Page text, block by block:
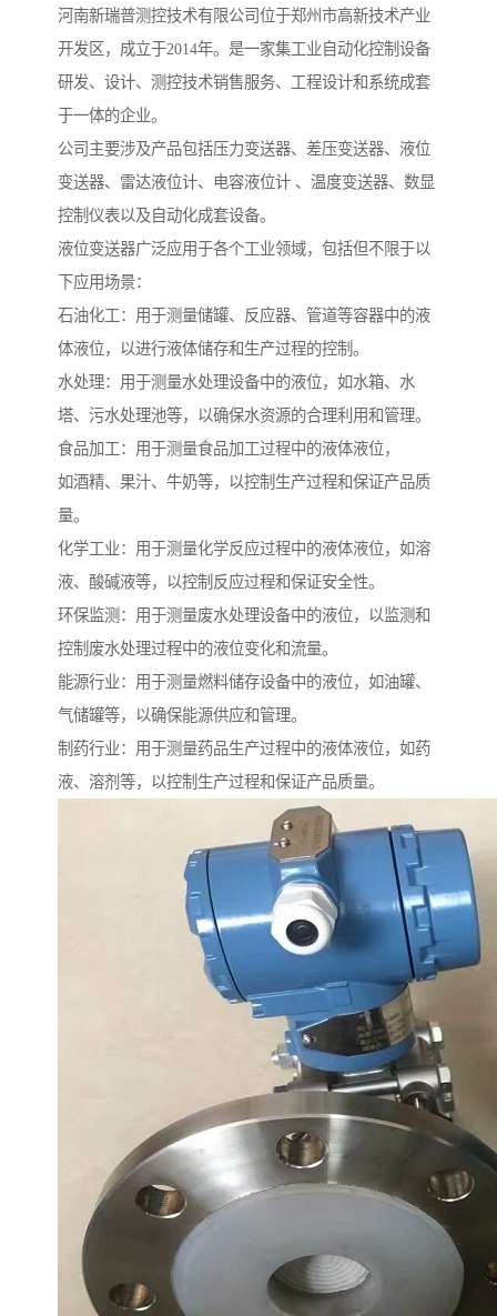
河南新瑞普测控技术有限公司位于郑州市高新技术产业
开发区，成立于2014年。是一家集工业自动化控制设备
研发、设计、测控技术销售服务、工程设计和系统成套
于一体的企业。
公司主要涉及产品包括压力变送器、差压变送器、液位
变送器、雷达液位计、电容液位计 、温度变送器、数显
控制仪表以及自动化成套设备。
液位变送器广泛应用于各个工业领域，包括但不限于以
下应用场景：
石油化工：用于测量储罐、反应器、管道等容器中的液
体液位，以进行液体储存和生产过程的控制。
水处理：用于测量水处理设备中的液位，如水箱、水
塔、污水处理池等，以确保水资源的合理利用和管理。
食品加工：用于测量食品加工过程中的液体液位，
如酒精、果汁、牛奶等，以控制生产过程和保证产品质
量。
化学工业：用于测量化学反应过程中的液体液位，如溶
液、酸碱液等，以控制反应过程和保证安全性。
环保监测：用于测量废水处理设备中的液位，以监测和
控制废水处理过程中的液位变化和流量。
能源行业：用于测量燃料储存设备中的液位，如油罐、
气储罐等，以确保能源供应和管理。
制药行业：用于测量药品生产过程中的液体液位，如药
液、溶剂等，以控制生产过程和保证产品质量。